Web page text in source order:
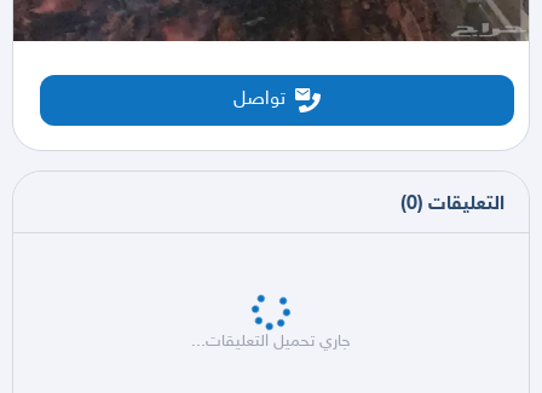
تواصل
التعليقات (
0
)
جاري تحميل التعليقات...